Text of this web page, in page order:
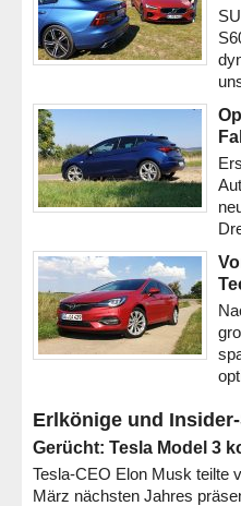
Erlkönige und
Gerücht: Tesla Model 3
Tesla-CEO Elon Musk teilte
März nächsten Jahres